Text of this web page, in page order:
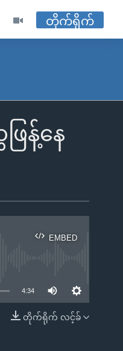
တိုက်ရိုက်
န့်နေ
EMBED
EMBED
4:34
တိုက်ရိုက် လင့်ခ်